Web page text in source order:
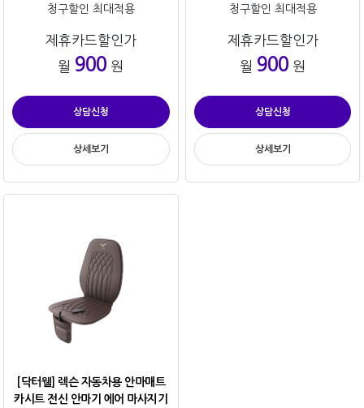
청구할인 최대적용
제휴카드할인가
월 900 원
상담신청
상세보기
청구할인 최대적용
제휴카드할인가
월 900 원
상담신청
상세보기
[닥터웰] 렉슨 자동차용 안마매트
카시트 전신 안마기 에어 마사지기